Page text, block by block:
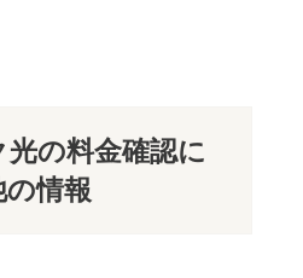
の料金確認に
情報